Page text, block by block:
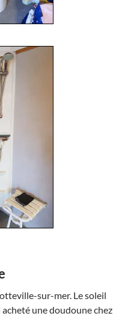
sur-mer. Le soleil
acheté une doudoune chez